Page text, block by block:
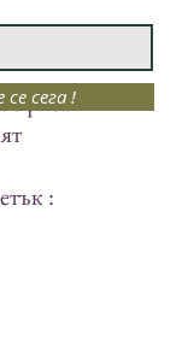
офиса и
:
сега !